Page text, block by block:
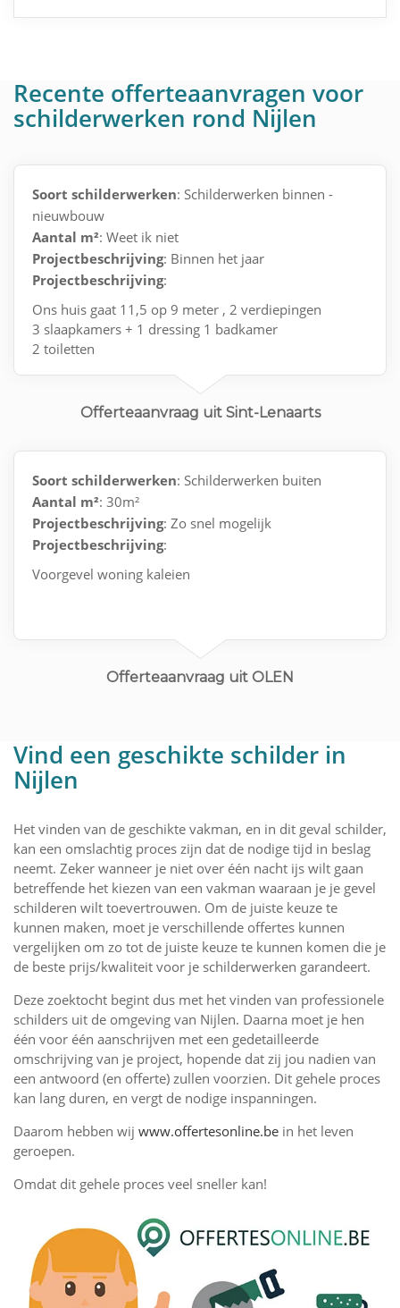
Recente offerteaanvragen voor
schilderwerken rond Nijlen
Soort schilderwerken: Schilderwerken binnen -
nieuwbouw
Aantal m²: Weet ik niet
Projectbeschrijving: Binnen het jaar
Projectbeschrijving:
Ons huis gaat 11,5 op 9 meter , 2 verdiepingen
3 slaapkamers + 1 dressing 1 badkamer
2 toiletten
Offerteaanvraag uit Sint-Lenaarts
Soort schilderwerken: Schilderwerken buiten
Aantal m²: 30m²
Projectbeschrijving: Zo snel mogelijk
Projectbeschrijving:
Voorgevel woning kaleien
Offerteaanvraag uit OLEN
Vind een geschikte schilder in
Nijlen
Het vinden van de geschikte vakman, en in dit geval schilder,
kan een omslachtig proces zijn dat de nodige tijd in beslag
neemt. Zeker wanneer je niet over één nacht ijs wilt gaan
betreffende het kiezen van een vakman waaraan je je gevel
schilderen wilt toevertrouwen. Om de juiste keuze te
kunnen maken, moet je verschillende offertes kunnen
vergelijken om zo tot de juiste keuze te kunnen komen die je
de beste prijs/kwaliteit voor je schilderwerken garandeert.
Deze zoektocht begint dus met het vinden van professionele
schilders uit de omgeving van Nijlen. Daarna moet je hen
één voor één aanschrijven met een gedetailleerde
omschrijving van je project, hopende dat zij jou nadien van
een antwoord (en offerte) zullen voorzien. Dit gehele proces
kan lang duren, en vergt de nodige inspanningen.
Daarom hebben wij www.offertesonline.be in het leven
geroepen.
Omdat dit gehele proces veel sneller kan!